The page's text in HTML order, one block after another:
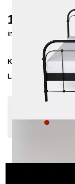
1070 €
inkl. MwSt. inkl.
Kollektion
Lieferzeit
Farben:
Rot